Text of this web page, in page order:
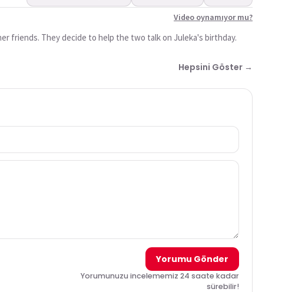
Video oynamıyor mu?
friends. They decide to help the two talk on Juleka's birthday.
Hepsini Göster →
Yorumu Gönder
Yorumunuzu incelememiz 24 saate kadar
sürebilir!